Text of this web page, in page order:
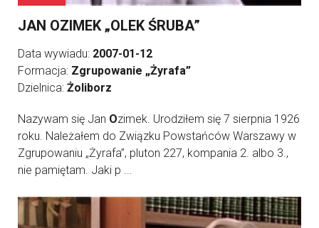
JAN OZIMEK „OLEK ŚRUBA”
Data wywiadu: 2007-01-12
Formacja: Zgrupowanie „Żyrafa”
Dzielnica: Żoliborz
Nazywam się Jan Ozimek. Urodziłem się 7 sierpnia 1926
roku. Należałem do Związku Powstańców Warszawy w
Zgrupowaniu „Żyrafa”, pluton 227, kompania 2. albo 3.,
nie pamiętam. Jaki p ...